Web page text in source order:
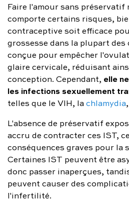
Faire l'amour sans préservatif
comporte certains risques,
contraceptive soit efficace
grossesse dans la plupart des
conçue pour empêcher
glaire cervicale, réduisant
conception. Cependant, elle
les infections sexuellement
telles que le VIH, lachlamydia
L'absence de préservatif
accru de contracter ces IST,
conséquences graves pour la
Certaines IST peuvent être
donc passer inaperçues,
peuvent causer des
l'infertilité.